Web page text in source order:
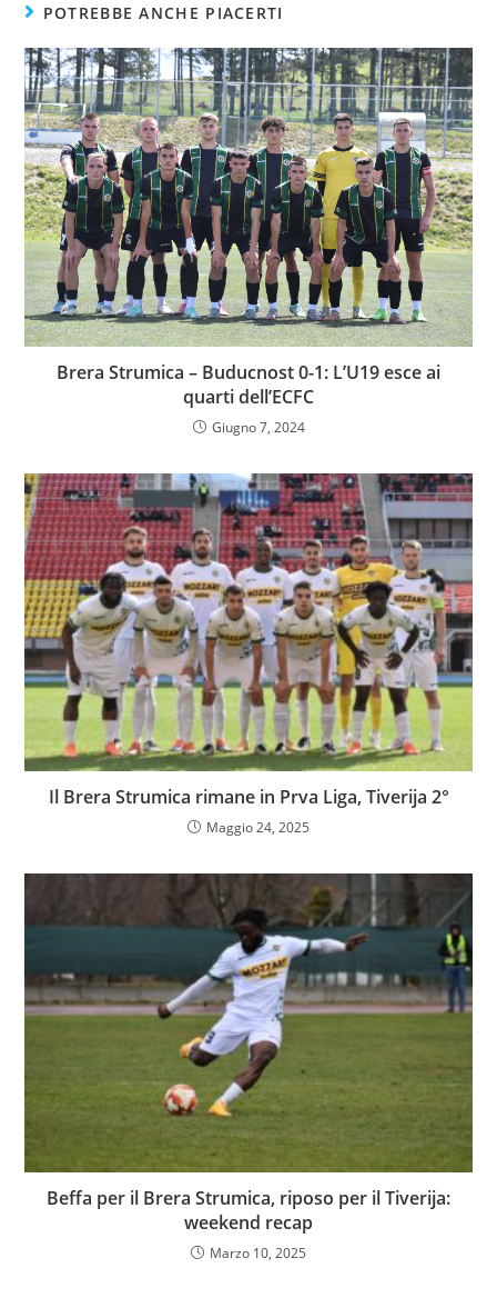
POTREBBE ANCHE PIACERTI
Brera Strumica – Buducnost 0-1: L’U19 esce ai
quarti dell’ECFC
Giugno 7, 2024
Il Brera Strumica rimane in Prva Liga, Tiverija 2°
Maggio 24, 2025
Beffa per il Brera Strumica, riposo per il Tiverija:
weekend recap
Marzo 10, 2025